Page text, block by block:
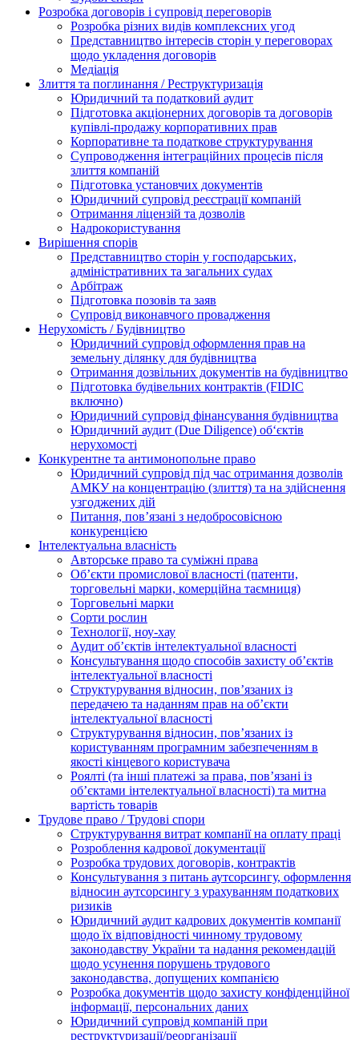
Розробка договорів і супровід переговорів
Розробка різних видів комплексних угод
Представництво інтересів сторін у переговорах
щодо укладення договорів
Медіація
Злиття та поглинання / Реструктуризація
Юридичний та податковий аудит
Підготовка акціонерних договорів та договорів
купівлі-продажу корпоративних прав
Корпоративне та податкове структурування
Супроводження інтеграційних процесів після
злиття компаній
Підготовка установчих документів
Юридичний супровід реєстрації компаній
Отримання ліцензій та дозволів
Надрокористування
Вирішення спорів
Представництво сторін у господарських,
адміністративних та загальних судах
Арбітраж
Підготовка позовів та заяв
Супровід виконавчого провадження
Нерухомість / Будівництво
Юридичний супровід оформлення прав на
земельну ділянку для будівництва
Отримання дозвільних документів на будівництво
Підготовка будівельних контрактів (FIDIC
включно)
Юридичний супровід фінансування будівництва
Юридичний аудит (Due Diligence) об‘єктів
нерухомості
Конкурентне та антимонопольне право
Юридичний супровід під час отримання дозволів
АМКУ на концентрацію (злиття) та на здійснення
узгоджених дій
Питання, пов’язані з недобросовісною
конкуренцією
Інтелектуальна власність
Авторське право та суміжні права
Oб’єкти промислової власності (патенти,
торговельні марки, комерційна таємниця)
Торговельні марки
Сорти рослин
Технології, ноу-хау
Аудит об’єктів інтелектуальної власності
Консультування щодо способів захисту об’єктів
інтелектуальної власності
Структурування відносин, пов’язаних із
передачею та наданням прав на об’єкти
інтелектуальної власності
Структурування відносин, пов’язаних із
користуванням програмним забезпеченням в
якості кінцевого користувача
Роялті (та інші платежі за права, пов’язані із
об’єктами інтелектуальної власності) та митна
вартість товарів
Трудове право / Трудові спори
Cтруктурування витрат компанії на оплату праці
Розроблення кадрової документації
Розробка трудових договорів, контрактів
Консультування з питань аутсорсингу, оформлення
відносин аутсорсингу з урахуванням податкових
ризиків
Юридичний аудит кадрових документів компанії
щодо їх відповідності чинному трудовому
законодавству України та надання рекомендацій
щодо усунення порушень трудового
законодавства, допущених компанією
Розробка документів щодо захисту конфіденційної
інформації, персональних даних
Юридичний супровід компаній при
реструктуризації/реорганізації